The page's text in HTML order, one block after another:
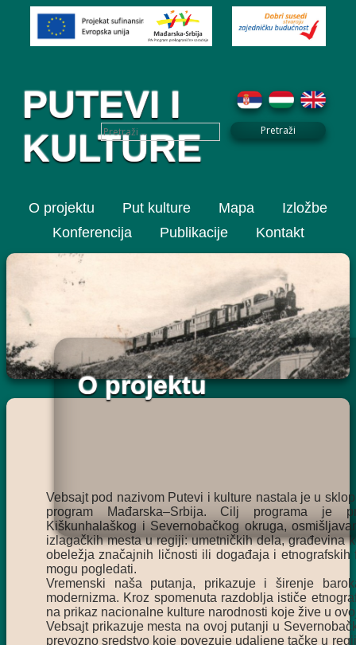
O projektu
PUTEVI I
KULTURE
O projektu Put kulture Mapa
Izložbe
Konferencija
Publikacije Kontakt
Vebsajt pod nazivom Putevi i kulture nastala je u
program Mađarska–Srbija. Cilj programa je
Kiškunhalaškog i Severnobačkog okruga,
izlagačkih mesta u regiji: umetničkih dela, građevina
obeležja značajnih ličnosti ili događaja i
mogu pogledati.
Vremenski naša putanja, prikazuje i širenje
modernizma. Kroz spomenuta razdoblja ističe
na prikaz nacionalne kulture narodnosti koje žive u
Vebsajt prikazuje mesta na ovoj putanji u
prevozno sredstvo koje povezuje udaljene tačke u